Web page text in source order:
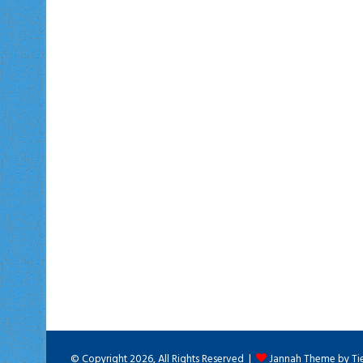
© Copyright 2026, All Rights Reserved | Jannah Theme by